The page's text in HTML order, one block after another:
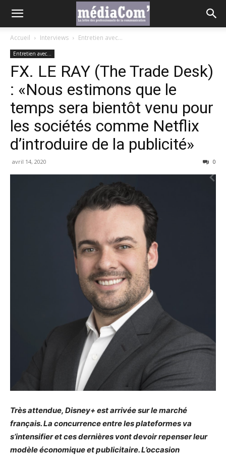
Accueil Interviews Entretien avec...
Entretien avec...
FX. LE RAY (The Trade Desk)
: «Nous estimons que le
temps sera bientôt venu pour
les sociétés comme Netflix
d’introduire de la publicité»
avril 14, 2020 0
Très attendue, Disney+ est arrivée sur le marché
français. La concurrence entre les plateformes va
s’intensifier et ces dernières vont devoir repenser leur
modèle économique et publicitaire. L’occasion